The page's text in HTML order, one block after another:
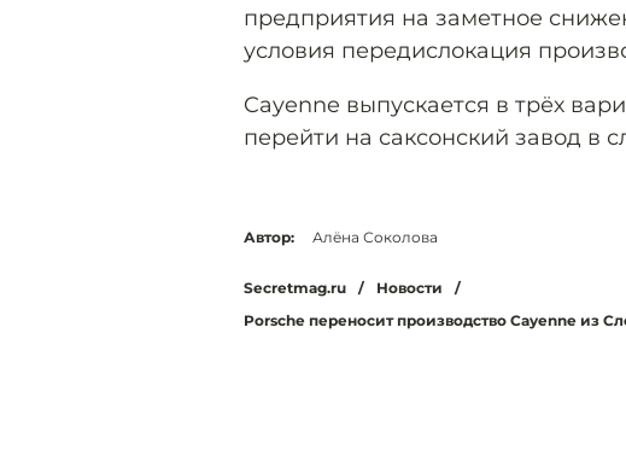
предприятия на заметное
условия передислокация
Cayenne выпускается в трёх
перейти на саксонский завод в
Автор: Алёна Соколова
Secretmag.ru / Новости
/
Porsche переносит производство Cayenne из